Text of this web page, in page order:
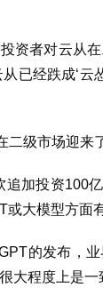
资者对云从
已经跌成‘云
级市场迎来了
加投资100
大模型方面
的发布，
大程度上是一